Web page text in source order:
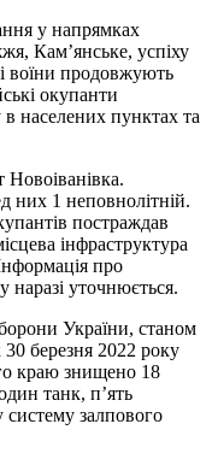
у напрямках
Кам’янське, успіху
воїни продовжують
окупанти
населених пунктах та
них 1 неповнолітній.
постраждав
інфраструктура
про
наразі уточнюється.
України, станом
30 березня 2022 року
краю знищено 18
танк, п’ять
систему залпового